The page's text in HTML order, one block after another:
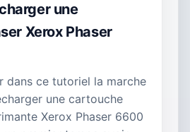
une
Xerox Phaser
dans ce tutoriel la marche
une cartouche
Xerox Phaser 6600